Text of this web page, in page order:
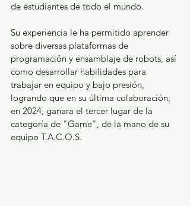
de estudiantes de todo el mundo.
Su experiencia le ha permitido aprender
sobre diversas plataformas de
programación y ensamblaje de robots, así
como desarrollar habilidades para
trabajar en equipo y bajo presión,
logrando que en su última colaboración,
en 2024, ganara el tercer lugar de la
categoría de "Game", de la mano de su
equipo T.A.C.O.S.